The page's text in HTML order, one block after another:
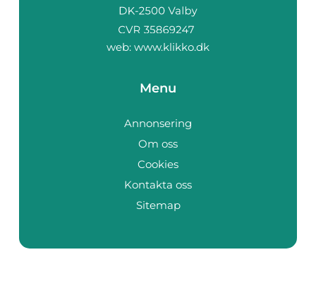
web: www.klikko.dk
Menu
Annonsering
Om oss
Cookies
Kontakta oss
Sitemap